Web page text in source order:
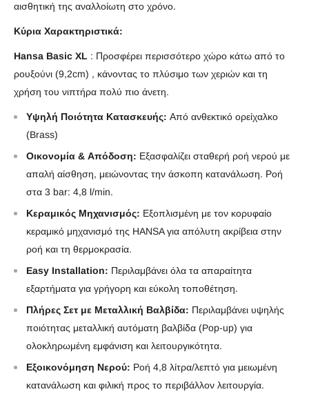
αισθητική της αναλλοίωτη στο χρόνο.
Κύρια Χαρακτηριστικά:
Hansa Basic XL : Προσφέρει περισσότερο χώρο κάτω από το
ρουξούνι (9,2cm) , κάνοντας το πλύσιμο των χεριών και τη
χρήση του νιπτήρα πολύ πιο άνετη.
Υψηλή Ποιότητα Κατασκευής: Από ανθεκτικό ορείχαλκο
(Brass)
Οικονομία & Απόδοση: Εξασφαλίζει σταθερή ροή νερού με
απαλή αίσθηση, μειώνοντας την άσκοπη κατανάλωση. Ροή
στα 3 bar: 4,8 l/min.
Κεραμικός Μηχανισμός: Εξοπλισμένη με τον κορυφαίο
κεραμικό μηχανισμό της HANSA για απόλυτη ακρίβεια στην
ροή και τη θερμοκρασία.
Easy Installation: Περιλαμβάνει όλα τα απαραίτητα
εξαρτήματα για γρήγορη και εύκολη τοποθέτηση.
Πλήρες Σετ με Μεταλλική Βαλβίδα: Περιλαμβάνει υψηλής
ποιότητας μεταλλική αυτόματη βαλβίδα (Pop-up) για
ολοκληρωμένη εμφάνιση και λειτουργικότητα.
Εξοικονόμηση Νερού: Ροή 4,8 λίτρα/λεπτό για μειωμένη
κατανάλωση και φιλική προς το περιβάλλον λειτουργία.